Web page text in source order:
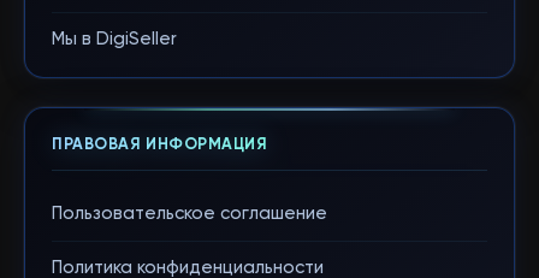
Мы в DigiSeller
ПРАВОВАЯ ИНФОРМАЦИЯ
Пользовательское соглашение
Политика конфиденциальности